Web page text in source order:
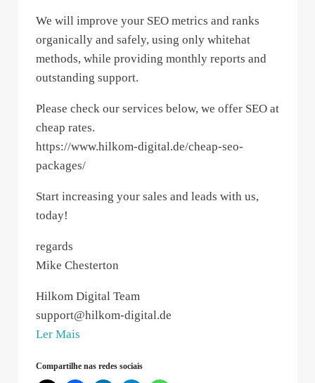
We will improve your SEO metrics and ranks
organically and safely, using only whitehat
methods, while providing monthly reports and
outstanding support.
Please check our services below, we offer SEO at
cheap rates.
https://www.hilkom-digital.de/cheap-seo-
packages/
Start increasing your sales and leads with us,
today!
regards
Mike Chesterton
Hilkom Digital Team
support@hilkom-digital.de
Ler Mais
2021-
Compartilhe nas redes sociais